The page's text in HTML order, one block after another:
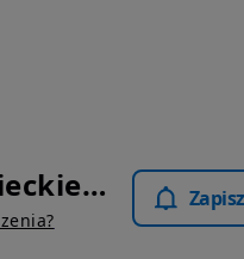
Audi A3 Sportback Mazowieckie - Samochody Osobowe